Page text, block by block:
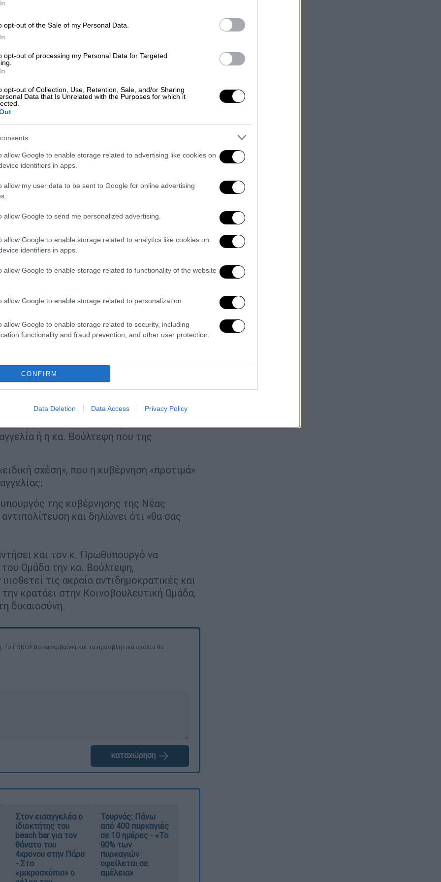
opt-out of the Sale of my Personal Data.
opt-out of processing my Personal Data for Targeted
opt-out of Collection, Use, Retention, Sale, and/or Sharing
Data that Is Unrelated with the Purposes for which it
allow Google to enable storage related to advertising like cookies on
identifiers in apps.
allow my user data to be sent to Google for online advertising
allow Google to send me personalized advertising.
allow Google to enable storage related to analytics like cookies on
identifiers in apps.
allow Google to enable storage related to functionality of the website
allow Google to enable storage related to personalization.
allow Google to enable storage related to security, including
functionality and fraud prevention, and other user protection.
CONFIRM
Data Deletion Data Access Privacy Policy
μένουν απλήρωτοι και οι αγροτικές
την κτηνοτροφία, οι καθημερινές
του κυκλώματος του ΟΠΕΚΕΠΕ είναι
παρακολουθούν το παραλήρημα της
με επαναλαμβανόμενες επιθέσεις
Λάουρα Κοβέσι, γεγονός το οποίο το
καταδικάσει.
σε τηλεοπτική της εμφάνιση
πρόσωπο της κας Κοβέσι,
είναι το ακρωνύμιο της διαφθοράς,
Εισαγγελίας, αμφισβητώντας
μας σύστημα και επισημαίνοντας ότι η
OLAF για να διαχειριστεί την
απειλές απευθυνόμενη
με χαρακτηριστική τη φράση της «θα
Κοινοβουλίου και ανέλαβε τα
και τους νόμους της Ελληνικής
του θεσμού της Ευρωπαΐκής
της αντιπολίτευσης με εργαλειοποίηση
πρόκληση για τη δημοκρατία μας και το
ερωτήματα:
Ευρωπαϊκής Εισαγγελίας και το έργο
Οι Υπουργοί που δηλώνουν ότι
ή η κα. Βούλτεψη που της
σχέση», που η κυβέρνηση «προτιμά»
της κυβέρνησης της Νέας
και δηλώνει ότι «θα σας
και τον κ. Πρωθυπουργό να
Ομάδα την κα. Βούλτεψη,
τις ακραία αντιδημοκρατικές και
κρατάει στην Κοινοβουλευτική Ομάδα,
δικαιοσύνη.
ΕΘΝΟΣ θα παρεμβαίνει και τα προσβλητικά σχόλια θα
καταχώρηση
Στον εισαγγελέα ο
ιδιοκτήτης του
beach bar για τον
θάνατο του
4χρονου στην Πάρο
- Στο
«μικροσκόπιο» ο
Τουρνάς: Πάνω
από 400 πυρκαγιές
σε 10 ημέρες - «Το
90% των
πυρκαγιών
οφείλεται σε
αμέλεια»